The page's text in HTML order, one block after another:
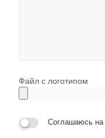
Файл с логотипом
Соглашаюсь на